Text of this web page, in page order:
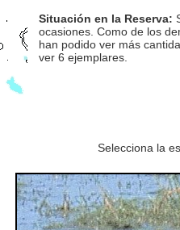
Situación en la Reserva:
ocasiones. Como de los
han podido ver más
ver 6 ejemplares.
Selecciona la